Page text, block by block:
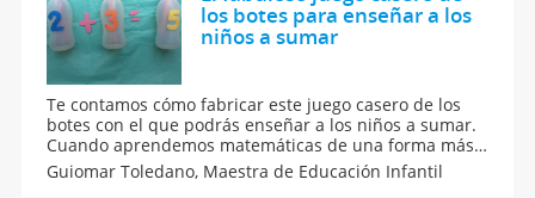
los botes para enseñar a los
niños a sumar
Te contamos cómo fabricar este juego casero de los
botes con el que podrás enseñar a los niños a sumar.
Cuando aprendemos matemáticas de una forma más
divertida, nuestros hijos o alumnos se muestran más
dispuestos a aprender. ¡Te contamos los beneficios de
Guiomar Toledano, Maestra de Educación Infantil